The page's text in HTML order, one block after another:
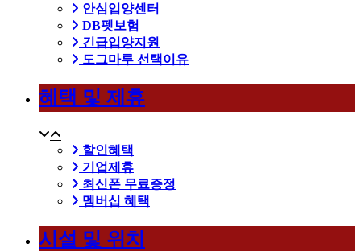
안심입양센터
DB펫보험
긴급입양지원
도그마루 선택이유
혜택 및 제휴
할인혜택
기업제휴
최신폰 무료증정
멤버십 혜택
시설 및 위치